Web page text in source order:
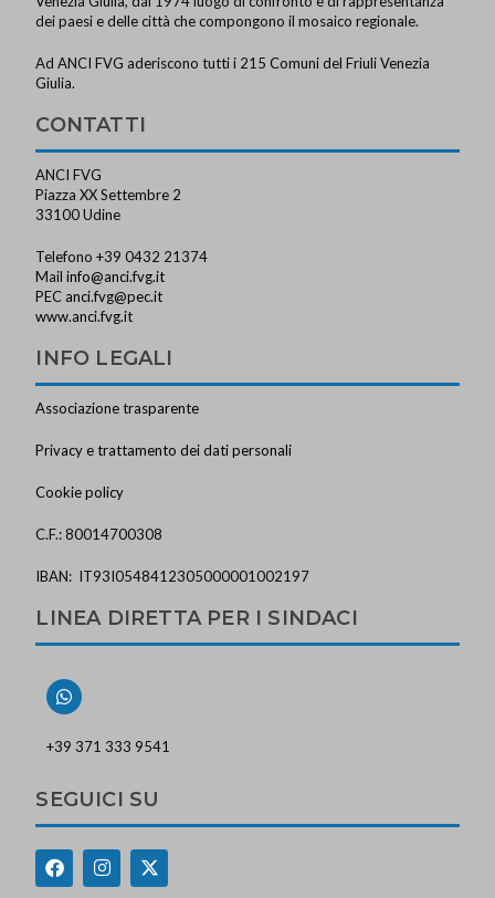
dei paesi e delle città che compongono il mosaico regionale.
Ad ANCI FVG aderiscono tutti i 215 Comuni del Friuli Venezia
Giulia.
CONTATTI
ANCI FVG
Piazza XX Settembre 2
33100 Udine
Telefono +39 0432 21374
Mailinfo@anci.fvg.it
PEC anci.fvg@pec.it
www.anci.fvg.it
INFO LEGALI
Associazione trasparente
Privacy e trattamento dei dati personali
Cookie policy
C.F.: 80014700308
IBAN: IT93I0548412305000001002197
LINEA DIRETTA PER I SINDACI
+39 371 333 9541
SEGUICI SU